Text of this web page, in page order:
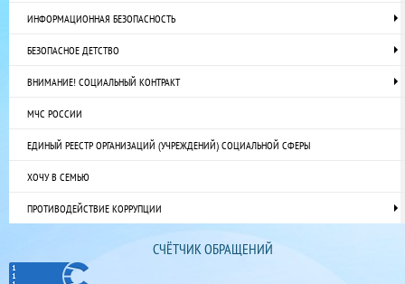
ИНФОРМАЦИОННАЯ БЕЗОПАСНОСТЬ
БЕЗОПАСНОЕ ДЕТСТВО
ВНИМАНИЕ! СОЦИАЛЬНЫЙ КОНТРАКТ
МЧС РОССИИ
ЕДИНЫЙ РЕЕСТР ОРГАНИЗАЦИЙ (УЧРЕЖДЕНИЙ) СОЦИАЛЬНОЙ СФЕРЫ
ХОЧУ В СЕМЬЮ
ПРОТИВОДЕЙСТВИЕ КОРРУПЦИИ
СЧЁТЧИК ОБРАЩЕНИЙ